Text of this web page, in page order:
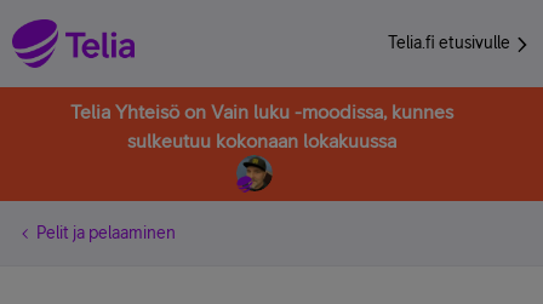
Telia.fi etusivulle
Telia Yhteisö on Vain luku -moodissa, kunnes
sulkeutuu kokonaan lokakuussa
Pelit ja pelaaminen